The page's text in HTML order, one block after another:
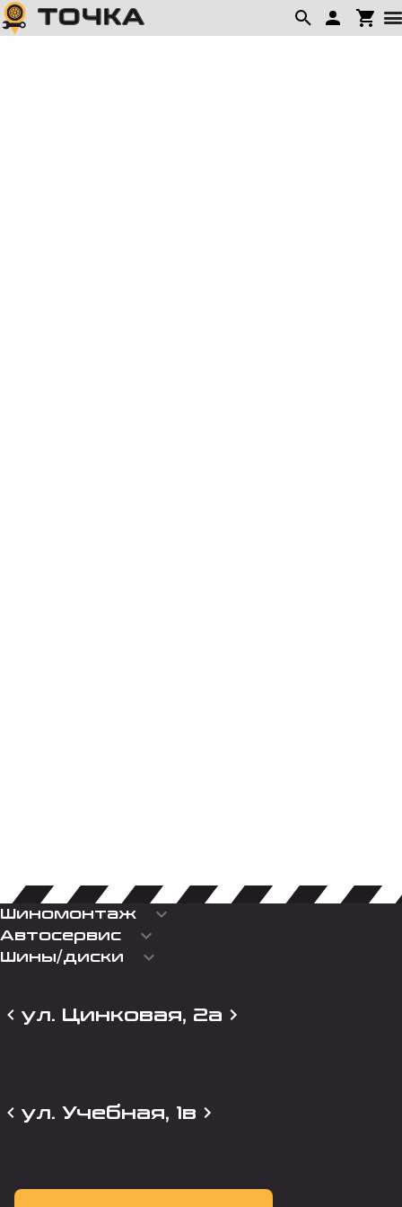
Шиномонтаж keyboard_arrow_down
Автосервис keyboard_arrow_down
Шины/диски keyboard_arrow_down
ул. Цинковая, 2а
ул. Учебная, 1в